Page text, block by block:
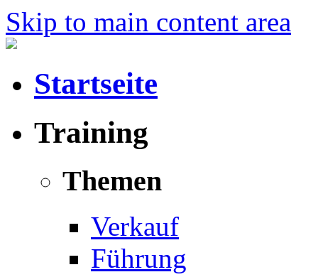
Skip to main content area
Startseite
Training
Themen
Verkauf
Führung